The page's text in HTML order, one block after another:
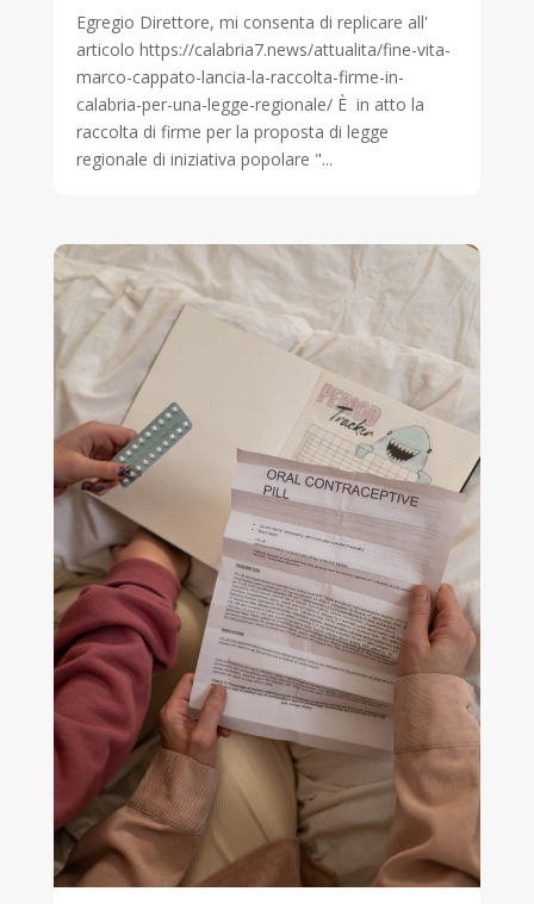
Egregio Direttore, mi consenta di replicare all'
articolo https://calabria7.news/attualita/fine-vita-
marco-cappato-lancia-la-raccolta-firme-in-
calabria-per-una-legge-regionale/ È in atto la
raccolta di firme per la proposta di legge
regionale di iniziativa popolare "...